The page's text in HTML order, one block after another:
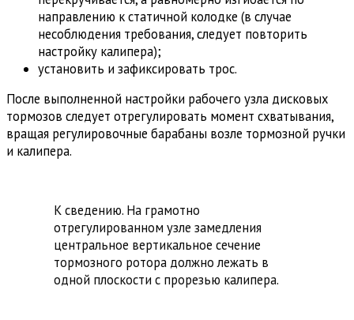
направлению к статичной колодке (в случае
несоблюдения требования, следует повторить
настройку калипера);
установить и зафиксировать трос.
После выполненной настройки рабочего узла дисковых
тормозов следует отрегулировать момент схватывания,
вращая регулировочные барабаны возле тормозной ручки
и калипера.
К сведению. На грамотно
отрегулированном узле замедления
центральное вертикальное сечение
тормозного ротора должно лежать в
одной плоскости с прорезью калипера.